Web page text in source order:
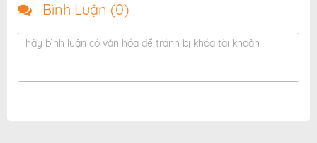
Chương 275
Chương 274
06/05/2026
Chương 273
04/05/2026
Bình Luận (0)
hãy bình luận có văn hóa để tránh bị khóa tài khoản